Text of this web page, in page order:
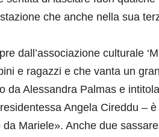
che anche nella sua
dall’associazione culturale
e ragazzi e che vanta un
da Alessandra Palmas e
Angela Cireddu –
Mariele». Anche due